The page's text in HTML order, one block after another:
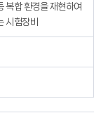
복합 환경을 재현하여
시험장비